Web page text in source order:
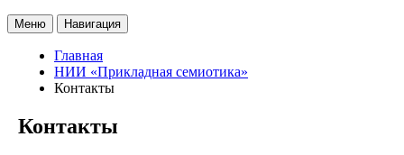
Меню Навигация
Главная
НИИ «Прикладная семиотика»
Контакты
Контакты